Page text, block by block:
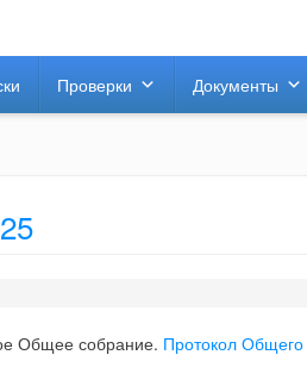
Проверки Документы
Общее собрание. Протокол